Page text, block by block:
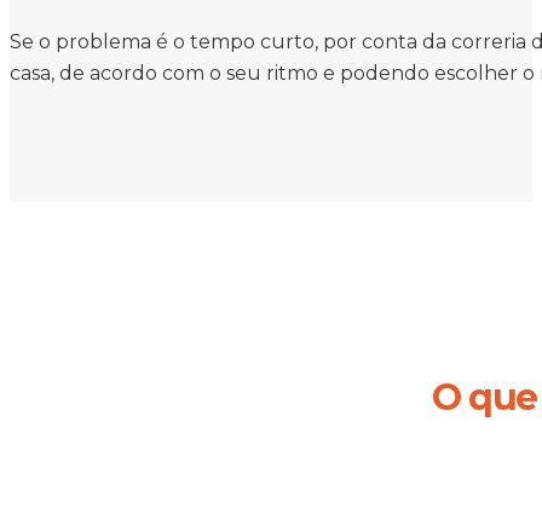
Se o problema é o tempo curto, por conta da correria
casa, de acordo com o seu ritmo e podendo escolher
O